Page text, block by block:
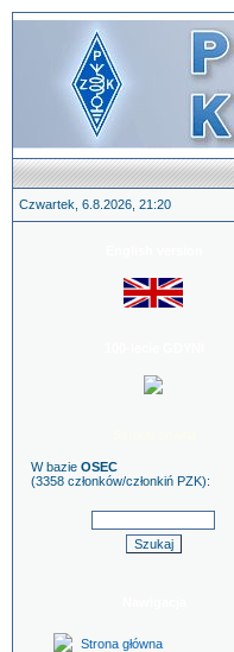
Czwartek, 6.8.2026, 21:20
W bazie OSEC
(3358 członków/członkiń PZK):
Strona główna